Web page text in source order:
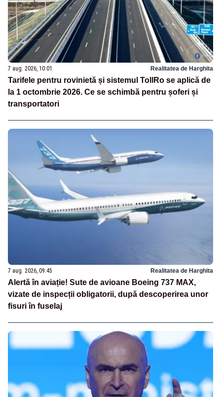
7 aug. 2026, 10:01 Realitatea de Harghita
Tarifele pentru rovinietă și sistemul TollRo se aplică de
la 1 octombrie 2026. Ce se schimbă pentru șoferi și
transportatori
7 aug. 2026, 09:45 Realitatea de Harghita
Alertă în aviație! Sute de avioane Boeing 737 MAX,
vizate de inspecții obligatorii, după descoperirea unor
fisuri în fuselaj